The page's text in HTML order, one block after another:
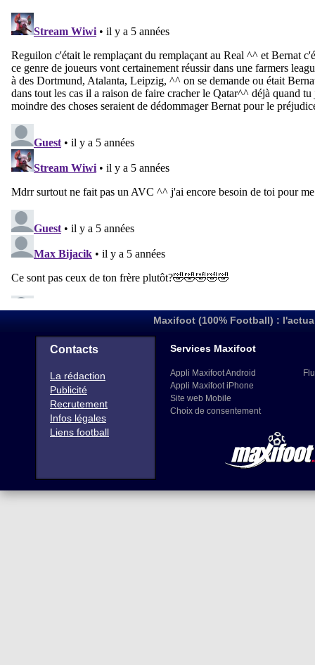
Maxifoot (100% Football) :
Contacts
La rédaction
Publicité
Recrutement
Infos légales
Liens football
Services Maxifoot
Appli Maxifoot Android
Appli Maxifoot iPhone
Site web Mobile
Choix de consentement